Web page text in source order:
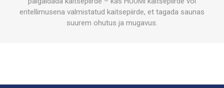
eritellimusena valmistatud kaitsepiirde, et tagada saunas
suurem ohutus ja mugavus.